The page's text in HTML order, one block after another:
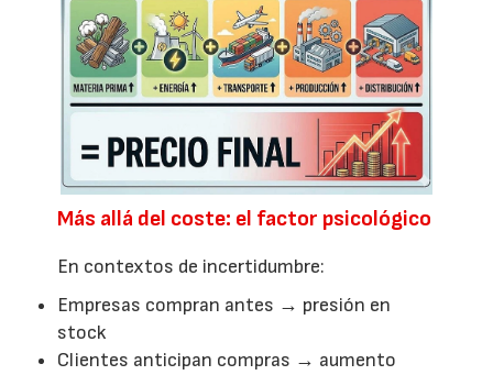
Más allá del coste: el factor psicológico
En contextos de incertidumbre:
Empresas compran antes → presión en
stock
Clientes anticipan compras → aumento